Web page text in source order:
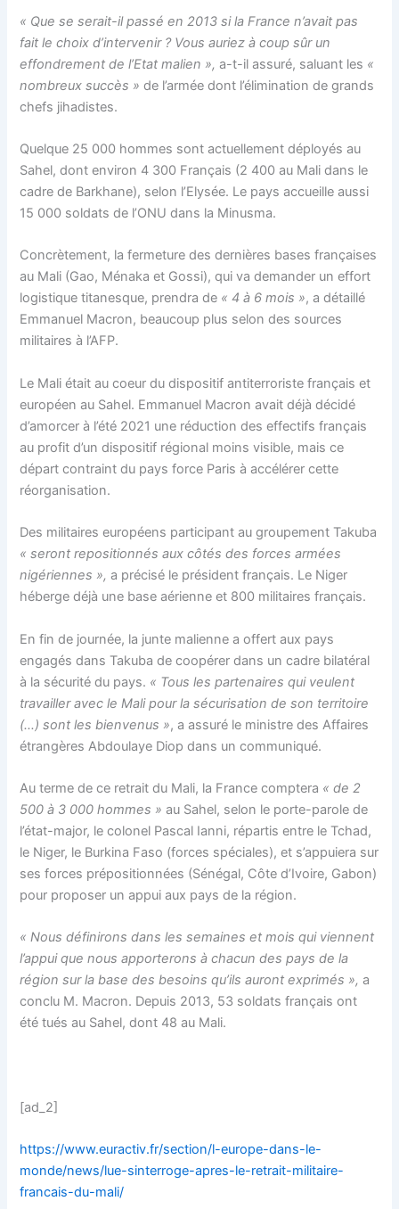
« Que se serait-il passé en 2013 si la France n’avait pas
fait le choix d’intervenir ? Vous auriez à coup sûr un
effondrement de l’Etat malien », a-t-il assuré, saluant les «
nombreux succès » de l’armée dont l’élimination de grands
chefs jihadistes.
Quelque 25 000 hommes sont actuellement déployés au
Sahel, dont environ 4 300 Français (2 400 au Mali dans le
cadre de Barkhane), selon l’Elysée. Le pays accueille aussi
15 000 soldats de l’ONU dans la Minusma.
Concrètement, la fermeture des dernières bases françaises
au Mali (Gao, Ménaka et Gossi), qui va demander un effort
logistique titanesque, prendra de « 4 à 6 mois », a détaillé
Emmanuel Macron, beaucoup plus selon des sources
militaires à l’AFP.
Le Mali était au coeur du dispositif antiterroriste français et
européen au Sahel. Emmanuel Macron avait déjà décidé
d’amorcer à l’été 2021 une réduction des effectifs français
au profit d’un dispositif régional moins visible, mais ce
départ contraint du pays force Paris à accélérer cette
réorganisation.
Des militaires européens participant au groupement Takuba
« seront repositionnés aux côtés des forces armées
nigériennes », a précisé le président français. Le Niger
héberge déjà une base aérienne et 800 militaires français.
En fin de journée, la junte malienne a offert aux pays
engagés dans Takuba de coopérer dans un cadre bilatéral
à la sécurité du pays. « Tous les partenaires qui veulent
travailler avec le Mali pour la sécurisation de son territoire
(…) sont les bienvenus », a assuré le ministre des Affaires
étrangères Abdoulaye Diop dans un communiqué.
Au terme de ce retrait du Mali, la France comptera « de 2
500 à 3 000 hommes » au Sahel, selon le porte-parole de
l’état-major, le colonel Pascal Ianni, répartis entre le Tchad,
le Niger, le Burkina Faso (forces spéciales), et s’appuiera sur
ses forces prépositionnées (Sénégal, Côte d’Ivoire, Gabon)
pour proposer un appui aux pays de la région.
« Nous définirons dans les semaines et mois qui viennent
l’appui que nous apporterons à chacun des pays de la
région sur la base des besoins qu’ils auront exprimés », a
conclu M. Macron. Depuis 2013, 53 soldats français ont
été tués au Sahel, dont 48 au Mali.
[ad_2]
https://www.euractiv.fr/section/l-europe-dans-le-
monde/news/lue-sinterroge-apres-le-retrait-militaire-
francais-du-mali/